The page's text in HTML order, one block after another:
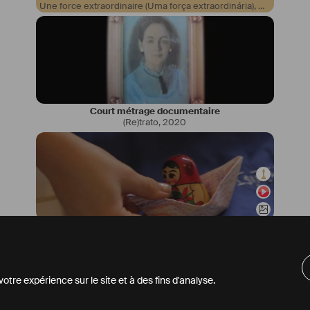
expérience sur le site et à des fins d'analyse.
Une force extraordinaire (Uma força extraordinária), 2019
Court métrage documentaire
(Re)trato,2020